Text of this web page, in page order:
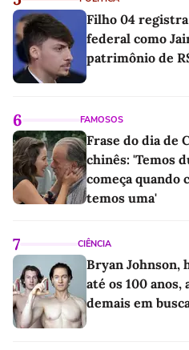
Filho 04
federal como
patrimônio de
6 FAMOSOS
Frase do dia de
chinês: 'Temos
começa quando
temos uma'
7 CIÊNCIA
Bryan Johnson,
até os 100
demais em